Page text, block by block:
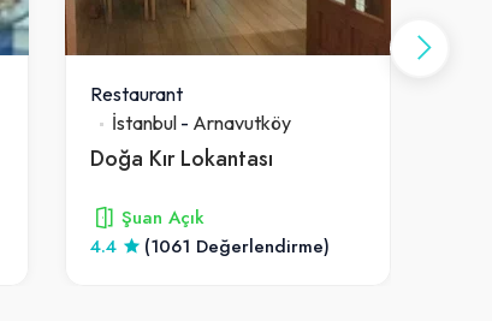
Restaurant
İstanbul- Arnavutköy
Doğa Kır Lokantası
Şuan Açık
4.4
(1061 Değerlendirme)